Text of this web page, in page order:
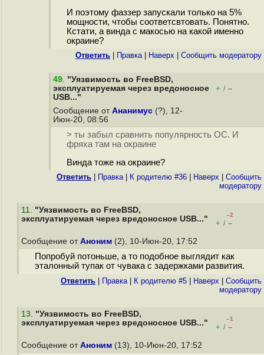
И поэтому фаззер запускали только на 5%
мощности, чтобы соответсвтовать. Понятно.
Кстати, а винда с макосью на какой именно
окраине?
Ответить Правка| Наверх Cообщить модератору
49. "Уязвимость во FreeBSD,
эксплуатируемая через вредоносное
USB..."
+ / –
Сообщение от Ананимус (?), 12-
Июн-20, 08:56
> ты забыл сравнить популярность ОС. И
фряха там на окраине
Винда тоже на окраине?
Ответить Правка| К родителю #36 Наверх
Cообщить
модератору
11. "Уязвимость во FreeBSD,
эксплуатируемая через вредоносное USB..."
–2
+ / –
Сообщение от Аноним (2), 10-Июн-20, 17:52
Попробуй потоньше, а то подобное выглядит как
эталонный тупак от чувака с задержками развития.
Ответить Правка| К родителю #5 Наверх
Cообщить
модератору
13. "Уязвимость во FreeBSD,
эксплуатируемая через вредоносное USB..."
–1
+ / –
Сообщение от Аноним (13), 10-Июн-20, 17:52